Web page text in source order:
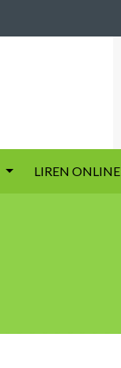
LIREN ONLINE